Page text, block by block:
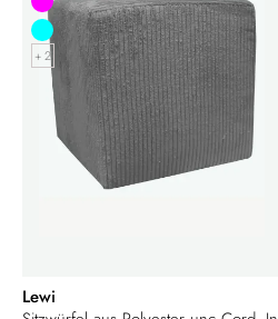
+ 2
Lewi